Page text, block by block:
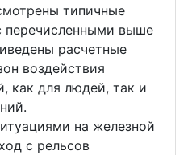
типичные
перечисленными выше
расчетные
воздействия
как для людей, так и
на железной
с рельсов